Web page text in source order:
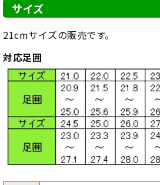
サイズ
21cmサイズの販売です。
対応足囲